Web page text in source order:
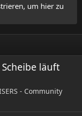
um hier zu
läuft
- Community